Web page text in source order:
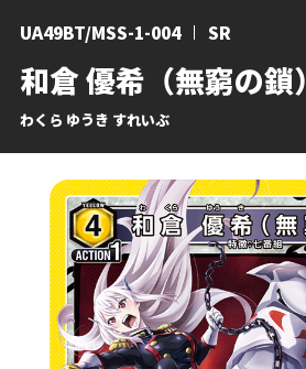
和倉 優希（無窮の鎖）
わくら ゆうき すれいぶ
UA49BT/MSS-1-004 SR